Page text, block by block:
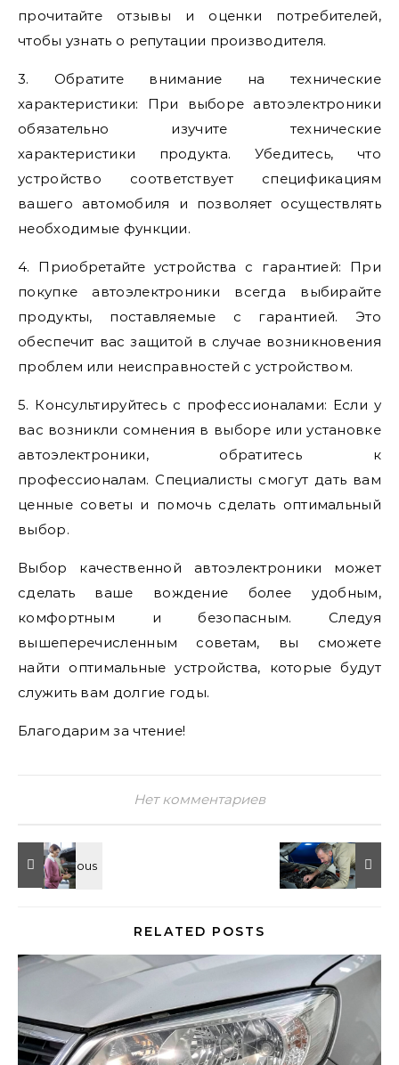
прочитайте отзывы и оценки потребителей,
чтобы узнать о репутации производителя.
3. Обратите внимание на технические
характеристики: При выборе автоэлектроники
обязательно изучите технические
характеристики продукта. Убедитесь, что
устройство соответствует спецификациям
вашего автомобиля и позволяет осуществлять
необходимые функции.
4. Приобретайте устройства с гарантией: При
покупке автоэлектроники всегда выбирайте
продукты, поставляемые с гарантией. Это
обеспечит вас защитой в случае возникновения
проблем или неисправностей с устройством.
5. Консультируйтесь с профессионалами: Если у
вас возникли сомнения в выборе или установке
автоэлектроники, обратитесь к
профессионалам. Специалисты смогут дать вам
ценные советы и помочь сделать оптимальный
выбор.
Выбор качественной автоэлектроники может
сделать ваше вождение более удобным,
комфортным и безопасным. Следуя
вышеперечисленным советам, вы сможете
найти оптимальные устройства, которые будут
служить вам долгие годы.
Благодарим за чтение!
Нет комментариев
RELATED POSTS